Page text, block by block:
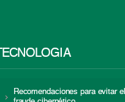
TECNOLOGÍA
Recomendaciones para evitar el